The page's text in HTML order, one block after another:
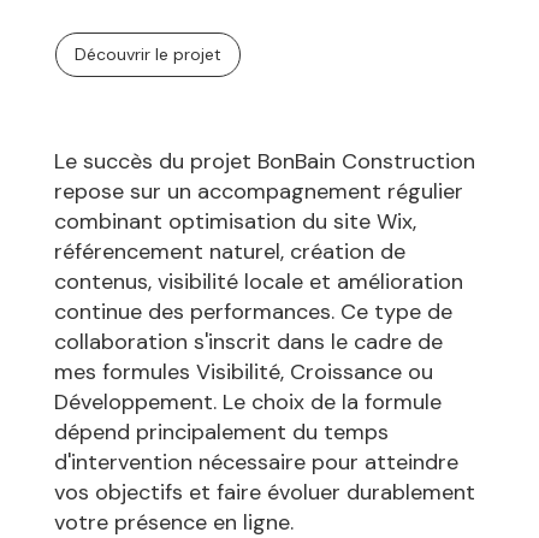
Découvrir le projet
Le succès du projet BonBain Construction
repose sur un accompagnement régulier
combinant optimisation du site Wix,
référencement naturel, création de
contenus, visibilité locale et amélioration
continue des performances. Ce type de
collaboration s'inscrit dans le cadre de
mes formules Visibilité, Croissance ou
Développement. Le choix de la formule
dépend principalement du temps
d'intervention nécessaire pour atteindre
vos objectifs et faire évoluer durablement
votre présence en ligne.